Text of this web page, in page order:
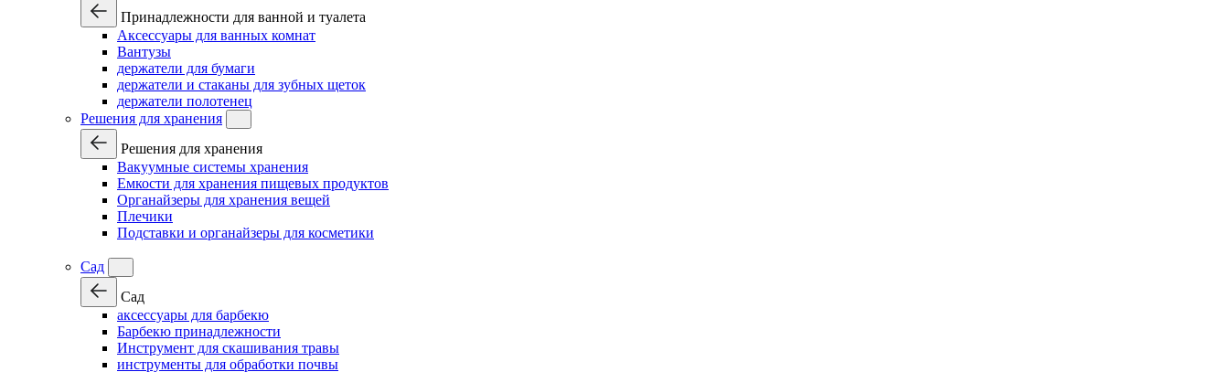
Принадлежности для ванной и туалета
Аксессуары для ванных комнат
Вантузы
держатели для бумаги
держатели и стаканы для зубных щеток
держатели полотенец
Решения для хранения
Решения для хранения
Вакуумные системы хранения
Емкости для хранения пищевых продуктов
Органайзеры для хранения вещей
Плечики
Подставки и органайзеры для косметики
Сад
Сад
аксессуары для барбекю
Барбекю принадлежности
Инструмент для скашивания травы
инструменты для обработки почвы